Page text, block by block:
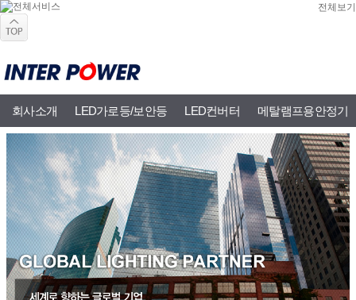
회사소개 LED가로등/보안등 LED컨버터 메탈램프용안정기
전체보기